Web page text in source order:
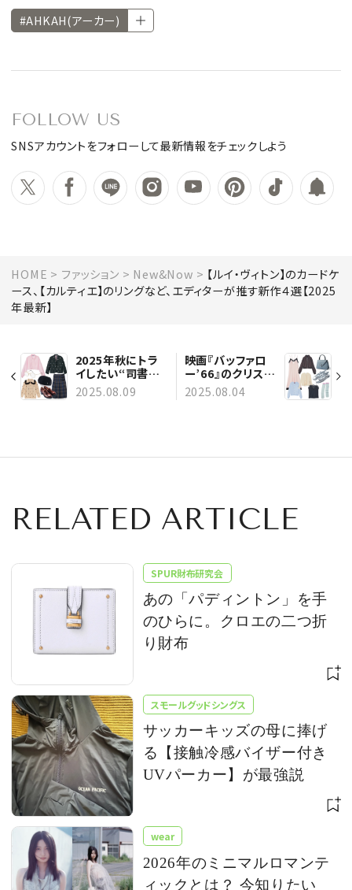
#AHKAH(アーカー)
FOLLOW US
SNSアカウントをフォローして最新情報をチェックしよう
HOME ファッション New&Now
【ルイ・ヴィトン】のカードケ
ース、【カルティエ】のリングなど、エディターが推す新作４選【2025
年最新】
2025年秋にトラ
イしたい“司書ル
ック”【トレンドア
イテム７選】
2025.08.09
映画『バッファロ
ー’66』のクリステ
ィーナ・リッチのス
タイルをつくるア
2025.08.04
RELATED ARTICLE
SPUR財布研究会
あの「パディントン」を手
のひらに。クロエの二つ折
り財布
スモールグッドシングス
サッカーキッズの母に捧げ
る【接触冷感バイザー付き
UVパーカー】が最強説
wear
2026年のミニマルロマンテ
ィックとは？ 今知りたい